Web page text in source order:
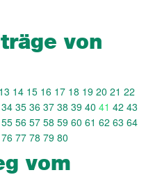
von
13 14 15 16 17 18 19 20 21 22
34 35 36 37 38 39 40 41 42 43
55 56 57 58 59 60 61 62 63 64
76 77 78 79 80
vom